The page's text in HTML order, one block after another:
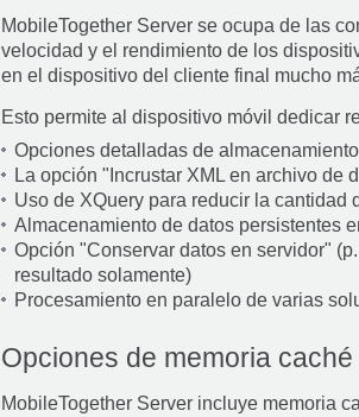
MobileTogether Server se ocupa de las
velocidad y el rendimiento de los
en el dispositivo del cliente final mucho
Esto permite al dispositivo móvil dedicar
Opciones detalladas de
La opción "Incrustar XML en archivo de
Uso de XQuery para reducir la cantidad
Almacenamiento de datos persistentes
Opción "Conservar datos en servidor"
resultado solamente)
Procesamiento en paralelo de varias
Opciones de memoria caché
MobileTogether Server incluye memoria